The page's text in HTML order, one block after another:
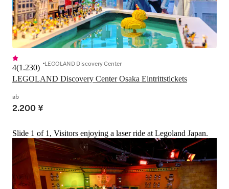
LEGOLAND Discovery Center Osaka Eintrittstickets
4(1.230) LEGOLAND Discovery Center
ab
2.200 ¥
Slide 1 of 1, Visitors enjoying a laser ride at Legoland Japan.